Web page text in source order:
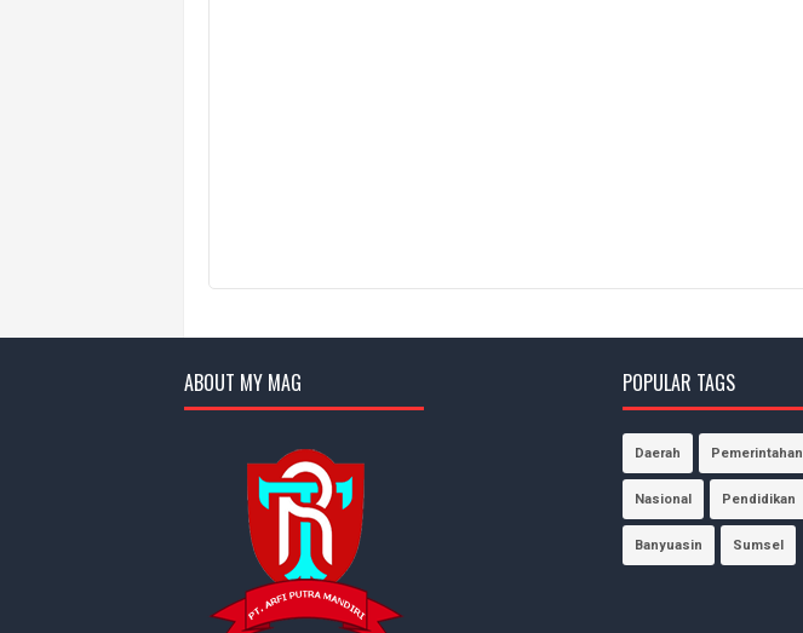
ABOUT MY MAG POPULAR TAGS
Daerah Pemerintahan
Nasional Pendidikan
Banyuasin Sumsel